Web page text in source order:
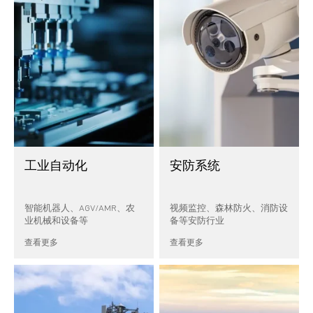
工业自动化
智能机器人、AGV/AMR、农
业机械和设备等
查看更多
安防系统
视频监控、森林防火、消防设
备等安防行业
查看更多